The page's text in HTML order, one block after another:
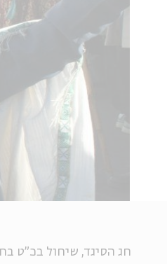
חג הסיגד, שיחול בכ"ט